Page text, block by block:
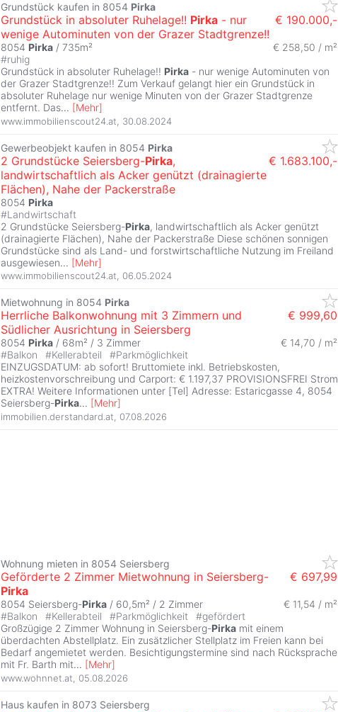
Grundstück kaufen in 8054 Pirka
Grundstück in absoluter Ruhelage!! Pirka - nur
wenige Autominuten von der Grazer Stadtgrenze!!
€ 190.000,-
8054 Pirka / 735m²
€ 258,50 / m²
#ruhig
Grundstück in absoluter Ruhelage!! Pirka - nur wenige Autominuten von
der Grazer Stadtgrenze!! Zum Verkauf gelangt hier ein Grundstück in
absoluter Ruhelage nur wenige Minuten von der Grazer Stadtgrenze
entfernt. Das... [Mehr]
www.immobilienscout24.at 30.08.2024
Gewerbeobjekt kaufen in 8054 Pirka
2 Grundstücke Seiersberg-Pirka,
landwirtschaftlich als Acker genützt (drainagierte
Flächen), Nahe der Packerstraße
€ 1.683.100,-
8054 Pirka
#Landwirtschaft
2 Grundstücke Seiersberg-Pirka, landwirtschaftlich als Acker genützt
(drainagierte Flächen), Nahe der Packerstraße Diese schönen sonnigen
Grundstücke sind als Land- und forstwirtschaftliche Nutzung im Freiland
ausgewiesen... [Mehr]
www.immobilienscout24.at, 06.05.2024
Mietwohnung in 8054 Pirka
Herrliche Balkonwohnung mit 3 Zimmern und
Südlicher Ausrichtung in Seiersberg
€ 999,60
8054 Pirka / 68m² / 3 Zimmer € 14,70 / m²
#Balkon #Kellerabteil #Parkmöglichkeit
EINZUGSDATUM: ab sofort! Bruttomiete inkl. Betriebskosten,
heizkostenvorschreibung und Carport: € 1.197,37 PROVISIONSFREI Strom
EXTRA! Weitere Informationen unter [Tel] Adresse: Estaricgasse 4, 8054
Seiersberg-Pirka... [Mehr]
immobilien.derstandard.at 07.08.2026
Wohnung mieten in 8054 Seiersberg
Geförderte 2 Zimmer Mietwohnung in Seiersberg-
Pirka
€ 697,99
8054 Seiersberg-Pirka / 60,5m² / 2 Zimmer € 11,54 / m²
#Balkon #Kellerabteil #Parkmöglichkeit #gefördert
Großzügige 2 Zimmer Wohnung in Seiersberg-Pirka mit einem
überdachten Abstellplatz. Ein zusätzlicher Stellplatz im Freien kann bei
Bedarf angemietet werden. Besichtigungstermine sind nach Rücksprache
mit Fr. Barth mit... [Mehr]
www.wohnnet.at 05.08.2026
Haus kaufen in 8073 Seiersberg